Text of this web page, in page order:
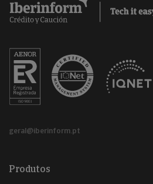
geral@iberinform.pt
Produtos